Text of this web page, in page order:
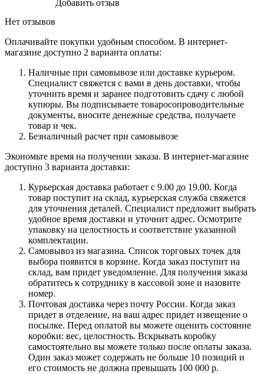
Нет отзывов
Добавить отзыв
Оплачивайте покупки удобным способом. В интернет-
магазине доступно 2 варианта оплаты:
Наличные при самовывозе или доставке курьером.
Специалист свяжется с вами в день доставки, чтобы
уточнить время и заранее подготовить сдачу с любой
купюры. Вы подписываете товаросопроводительные
документы, вносите денежные средства, получаете
товар и чек.
Безналичный расчет при самовывозе
Экономьте время на получении заказа. В интернет-магазине
доступно 3 варианта доставки:
Курьерская доставка работает с 9.00 до 19.00. Когда
товар поступит на склад, курьерская служба свяжется
для уточнения деталей. Специалист предложит выбрать
удобное время доставки и уточнит адрес. Осмотрите
упаковку на целостность и соответствие указанной
комплектации.
Самовывоз из магазина. Список торговых точек для
выбора появится в корзине. Когда заказ поступит на
склад, вам придет уведомление. Для получения заказа
обратитесь к сотруднику в кассовой зоне и назовите
номер.
Почтовая доставка через почту России. Когда заказ
придет в отделение, на ваш адрес придет извещение о
посылке. Перед оплатой вы можете оценить состояние
коробки: вес, целостность. Вскрывать коробку
самостоятельно вы можете только после оплаты заказа.
Один заказ может содержать не больше 10 позиций и
его стоимость не должна превышать 100 000 р.